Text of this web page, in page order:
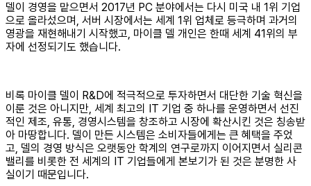
델이 경영을 맡으면서 2017년 PC 분야에서는 다시 미국 내 1위 기업
으로 올라섰으며, 서버 시장에서는 세계 1위 업체로 등극하며 과거의
영광을 재현해내기 시작했고, 마이클 델 개인은 한때 세계 41위의 부
자에 선정되기도 했습니다.
비록 마이클 델이 R&D에 적극적으로 투자하면서 대단한 기술 혁신을
이룬 것은 아니지만, 세계 최고의 IT 기업 중 하나를 운영하면서 선진
적인 제조, 유통, 경영시스템을 창조하고 시장에 확산시킨 것은 칭송받
아 마땅합니다. 델이 만든 시스템은 소비자들에게는 큰 혜택을 주었
고, 델의 경영 방식은 오랫동안 학계의 연구로까지 이어지면서 실리콘
밸리를 비롯한 전 세계의 IT 기업들에게 본보기가 된 것은 분명한 사
실이기 때문입니다.